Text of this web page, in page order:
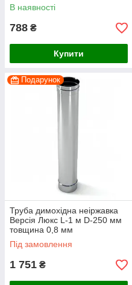
В наявності
788 ₴
Купити
Подарунок
Труба димохідна неіржавка
Версія Люкс L-1 м D-250 мм
товщина 0,8 мм
Під замовлення
1 751 ₴